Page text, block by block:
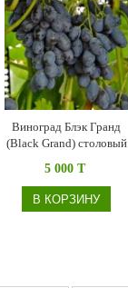
Виноград Блэк Гранд
(Black Grand) столовый
5 000 T
В КОРЗИНУ